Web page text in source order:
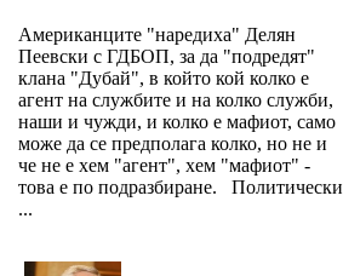
Американците "наредиха" Делян
Пеевски с ГДБОП, за да "подредят"
клана "Дубай", в който кой колко е
агент на службите и на колко служби,
наши и чужди, и колко е мафиот, само
може да се предполага колко, но не и
че не е хем "агент", хем "мафиот" -
това е по подразбиране. Политически
...